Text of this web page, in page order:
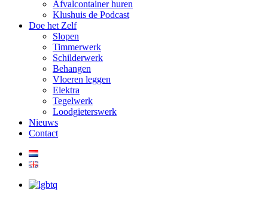
Afvalcontainer huren
Klushuis de Podcast
Doe het Zelf
Slopen
Timmerwerk
Schilderwerk
Behangen
Vloeren leggen
Elektra
Tegelwerk
Loodgieterswerk
Nieuws
Contact